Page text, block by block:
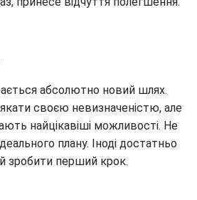
абсолютно новий шлях.
своєю невизначеністю, але
найцікавіші можливості. Не
плану. Іноді достатньо
зробити перший крок.